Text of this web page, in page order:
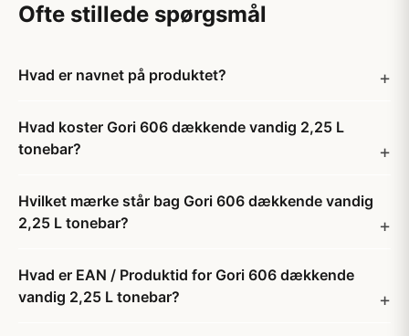
Ofte stillede spørgsmål
Hvad er navnet på produktet?
Hvad koster Gori 606 dækkende vandig 2,25 L
tonebar?
Hvilket mærke står bag Gori 606 dækkende vandig
2,25 L tonebar?
Hvad er EAN / Produktid for Gori 606 dækkende
vandig 2,25 L tonebar?